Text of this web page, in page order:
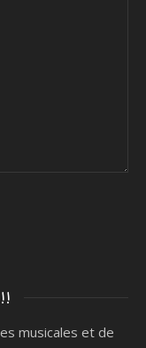
musicales et de